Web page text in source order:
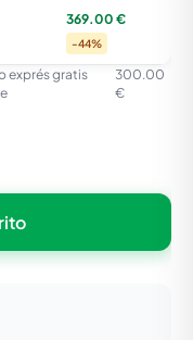
369.00 €
-44%
exprés gratis
300.00
€